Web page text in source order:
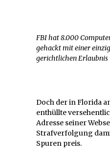
FBI hat 8.000
gehackt mit einer
gerichtlichen Erlaubnis
Doch der in Florida
enthüllte
Adresse seiner
Strafverfolgung
Spuren preis.